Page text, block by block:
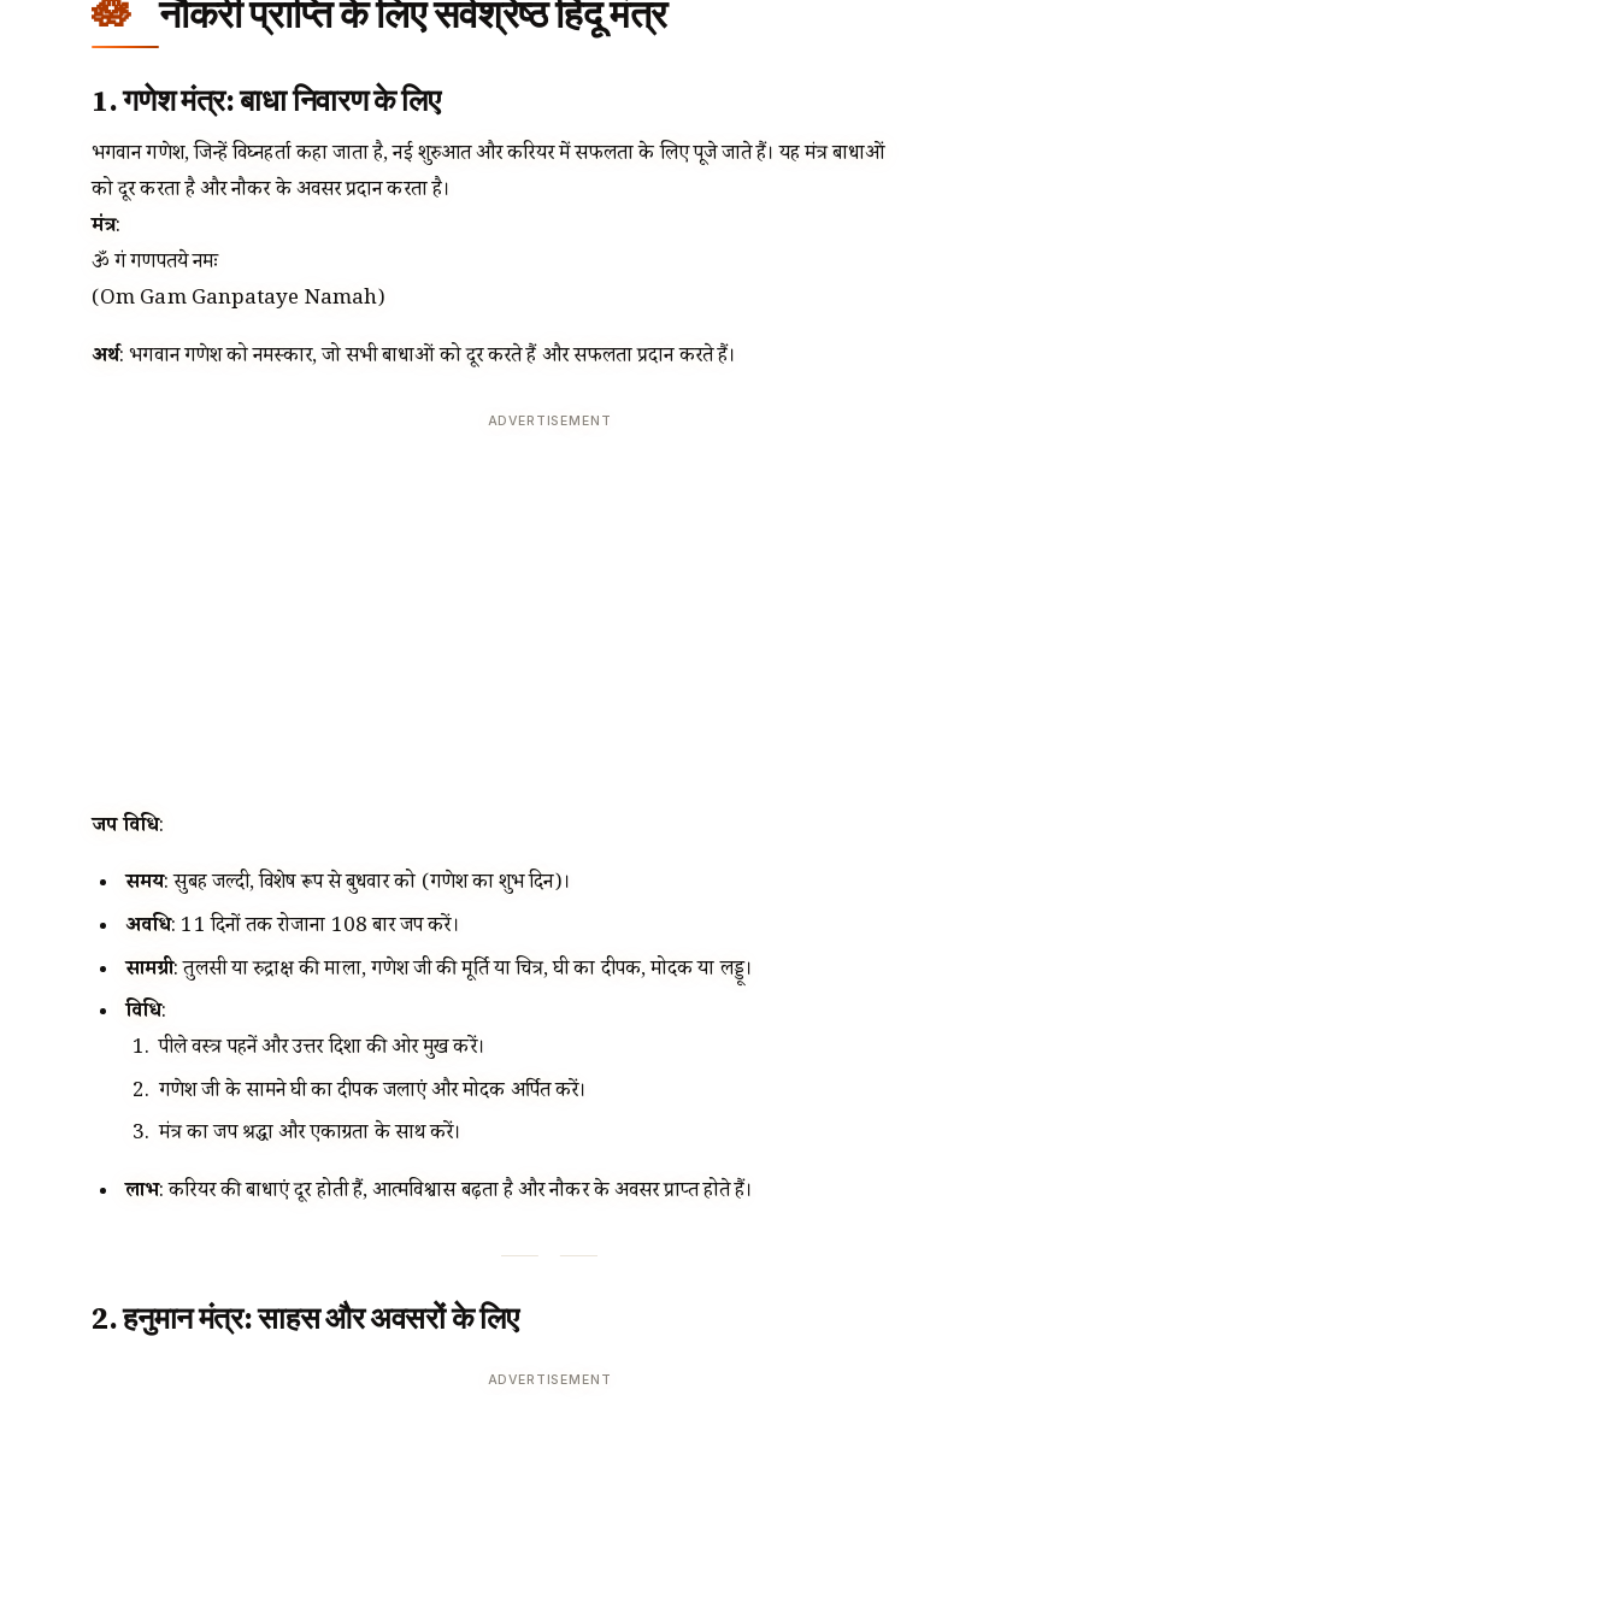
नौकरी प्राप्ति के लिए सर्वश्रेष्ठ हिंदू मंत्र
1. गणेश मंत्र: बाधा निवारण के लिए
भगवान गणेश, जिन्हें विघ्नहर्ता कहा जाता है, नई शुरुआत और करियर में सफलता के लिए पूजे जाते हैं। यह मंत्र बाधाओं
को दूर करता है और नौकरी के अवसर प्रदान करता है।
मंत्र:
ॐ गं गणपतये नमः
(Om Gam Ganpataye Namah)
अर्थ: भगवान गणेश को नमस्कार, जो सभी बाधाओं को दूर करते हैं और सफलता प्रदान करते हैं।
ADVERTISEMENT
जप विधि:
समय: सुबह जल्दी, विशेष रूप से बुधवार को (गणेश का शुभ दिन)।
अवधि: 11 दिनों तक रोजाना 108 बार जप करें।
सामग्री: तुलसी या रुद्राक्ष की माला, गणेश जी की मूर्ति या चित्र, घी का दीपक, मोदक या लड्डू।
विधि:
पीले वस्त्र पहनें और उत्तर दिशा की ओर मुख करें।
गणेश जी के सामने घी का दीपक जलाएं और मोदक अर्पित करें।
मंत्र का जप श्रद्धा और एकाग्रता के साथ करें।
लाभ: करियर की बाधाएं दूर होती हैं, आत्मविश्वास बढ़ता है और नौकरी के अवसर प्राप्त होते हैं।
2. हनुमान मंत्र: साहस और अवसरों के लिए
ADVERTISEMENT